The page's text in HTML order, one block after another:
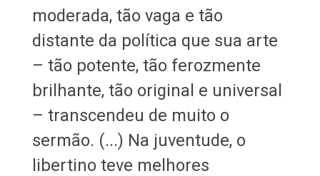
moderada, tão vaga e tão
distante da política que sua arte
– tão potente, tão ferozmente
brilhante, tão original e universal
– transcendeu de muito o
sermão. (...) Na juventude, o
libertino teve melhores